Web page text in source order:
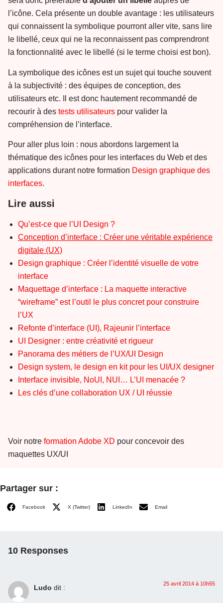
l’icône. Cela présente un double avantage : les utilisateurs
qui connaissent la symbolique pourront aller vite, sans lire
le libellé, ceux qui ne la reconnaissent pas comprendront
la fonctionnalité avec le libellé (si le terme choisi est bon).
La symbolique des icônes est un sujet qui touche souvent
à la subjectivité : des équipes de conception, des
utilisateurs etc. Il est donc hautement recommandé de
recourir à des tests utilisateurs pour valider la
compréhension de l’interface.
Pour aller plus loin : nous abordons largement la
thématique des icônes pour les interfaces du Web et des
applications durant notre formation Design graphique des
interfaces.
Lire aussi
Qu’est-ce que l’UI Design ?
Conception d’interface : Créer une véritable expérience
digitale (UX)
Design graphique : Créer l’identité visuelle de votre
interface
Maquettage d’interface : La maquette interactive
“wireframe” est l’outil le plus concret pour construire
l’UX
Refonte d’interface (UI), Rajeunir l’interface
UI Designer : entre créativité et rigueur
Panorama des métiers de l’UX/UI Design
Design system, le design en kit pour les UI/UX designer
Interface invisible, NoUI, NUI… L’UI menacée ?
Les clés d’une collaboration UX / UI réussie
Voir notre formation Adobe XD pour concevoir des
maquettes UX/UI
Partager sur :
Facebook X (Twitter) LinkedIn Email
10 Responses
Ludo dit : 25 avril 2014 à 10h55